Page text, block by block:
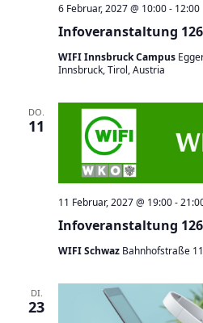
Infoveranstaltung
6 Februar, 2027 @ 10:00- 12:00
WIFI Innsbruck Campus
Innsbruck, Tirol, Austria
DO.
11
Infoveranstaltung
11 Februar, 2027 @ 19:00-
WIFI Schwaz Bahnhofstraße
DI.
23